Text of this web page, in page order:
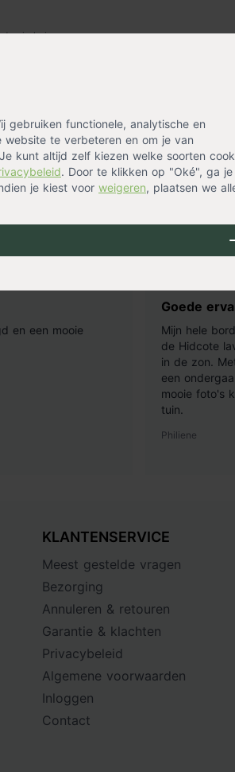
gebruiken functionele, analytische en
te verbeteren en om je van
kunt altijd zelf kiezen welke soorten
. Door te klikken op "Oké", ga je
je kiest voor weigeren, plaatsen we
in huis
je emailadres achter en ontvang
en een mooie
Goede
Mijn hele
de Hidcote
in de zon.
een
mooie foto's
tuin.
Philiene
KLANTENSERVICE
Meest gestelde vragen
Bezorging
Annuleren & retouren
Garantie & klachten
Privacybeleid
Algemene voorwaarden
Inloggen
Contact